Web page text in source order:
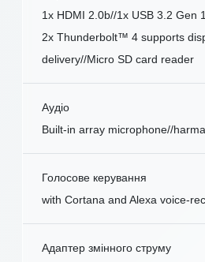
1x HDMI 2.0b//1x USB 3.2 Gen
2x Thunderbolt™ 4 supports
delivery//Micro SD card reader
Аудіо
Built-in array microphone//
Голосове керування
with Cortana and Alexa voice-
Адаптер змінного струму